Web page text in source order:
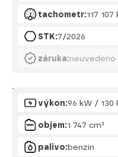
tachometr:117 107
STK:7/2026
záruka:neuvedeno
Motor
výkon:96 kW / 130
objem:1 747 cm³
palivo:benzin